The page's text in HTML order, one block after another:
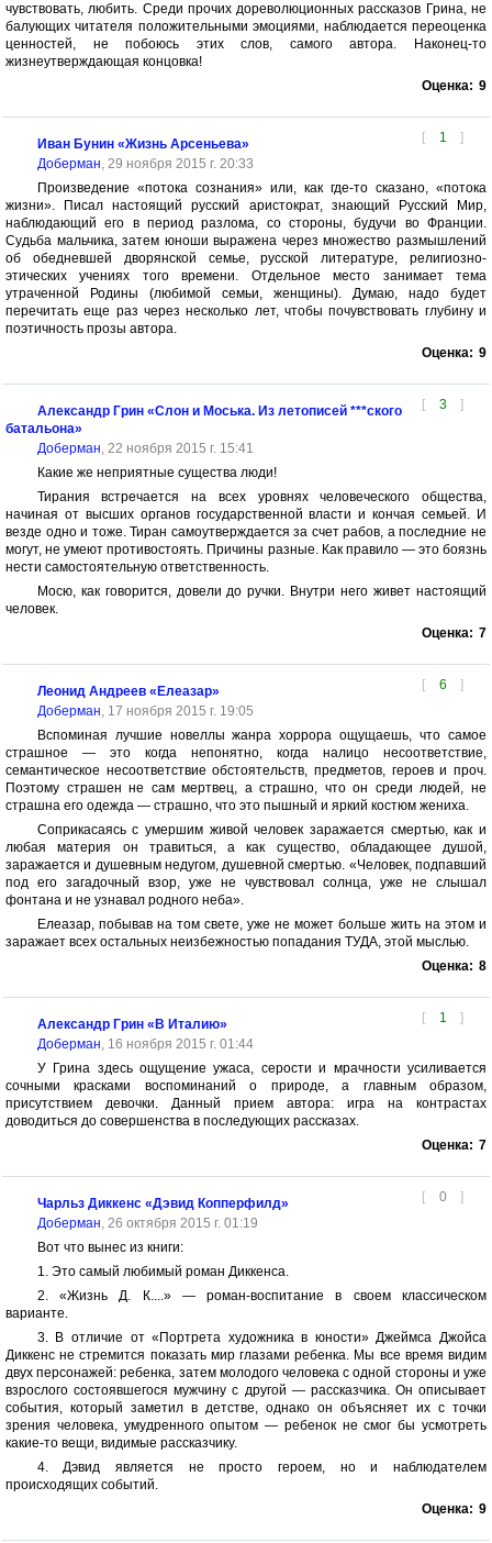
чувствовать, любить. Среди прочих дореволюционных рассказов Грина, не
балующих читателя положительными эмоциями, наблюдается переоценка
ценностей, не побоюсь этих слов, самого автора. Наконец-то
жизнеутверждающая концовка!
Оценка: 9
[ 1 ]
Иван Бунин «Жизнь Арсеньева»
Доберман, 29 ноября 2015 г. 20:33
Произведение «потока сознания» или, как где-то сказано, «потока
жизни». Писал настоящий русский аристократ, знающий Русский Мир,
наблюдающий его в период разлома, со стороны, будучи во Франции.
Судьба мальчика, затем юноши выражена через множество размышлений
об обедневшей дворянской семье, русской литературе, религиозно-
этических учениях того времени. Отдельное место занимает тема
утраченной Родины (любимой семьи, женщины). Думаю, надо будет
перечитать еще раз через несколько лет, чтобы почувствовать глубину и
поэтичность прозы автора.
Оценка: 9
[ 3 ]
Александр Грин «Слон и Моська. Из летописей ***ского
батальона»
Доберман, 22 ноября 2015 г. 15:41
Какие же неприятные существа люди!
Тирания встречается на всех уровнях человеческого общества,
начиная от высших органов государственной власти и кончая семьей. И
везде одно и тоже. Тиран самоутверждается за счет рабов, а последние не
могут, не умеют противостоять. Причины разные. Как правило — это боязнь
нести самостоятельную ответственность.
Мосю, как говорится, довели до ручки. Внутри него живет настоящий
человек.
Оценка: 7
[ 6 ]
Леонид Андреев «Елеазар»
Доберман, 17 ноября 2015 г. 19:05
Вспоминая лучшие новеллы жанра хоррора ощущаешь, что самое
страшное — это когда непонятно, когда налицо несоответствие,
семантическое несоответствие обстоятельств, предметов, героев и проч.
Поэтому страшен не сам мертвец, а страшно, что он среди людей, не
страшна его одежда — страшно, что это пышный и яркий костюм жениха.
Соприкасаясь с умершим живой человек заражается смертью, как и
любая материя он травиться, а как существо, обладающее душой,
заражается и душевным недугом, душевной смертью. «Человек, подпавший
под его загадочный взор, уже не чувствовал солнца, уже не слышал
фонтана и не узнавал родного неба».
Елеазар, побывав на том свете, уже не может больше жить на этом и
заражает всех остальных неизбежностью попадания ТУДА, этой мыслью.
Оценка: 8
[ 1 ]
Александр Грин «В Италию»
Доберман, 16 ноября 2015 г. 01:44
У Грина здесь ощущение ужаса, серости и мрачности усиливается
сочными красками воспоминаний о природе, а главным образом,
присутствием девочки. Данный прием автора: игра на контрастах
доводиться до совершенства в последующих рассказах.
Оценка: 7
[ 0 ]
Чарльз Диккенс «Дэвид Копперфилд»
Доберман, 26 октября 2015 г. 01:19
Вот что вынес из книги:
1. Это самый любимый роман Диккенса.
2. «Жизнь Д. К....» — роман-воспитание в своем классическом
варианте.
3. В отличие от «Портрета художника в юности» Джеймса Джойса
Диккенс не стремится показать мир глазами ребенка. Мы все время видим
двух персонажей: ребенка, затем молодого человека с одной стороны и уже
взрослого состоявшегося мужчину с другой — рассказчика. Он описывает
события, который заметил в детстве, однако он объясняет их с точки
зрения человека, умудренного опытом — ребенок не смог бы усмотреть
какие-то вещи, видимые рассказчику.
4. Дэвид является не просто героем, но и наблюдателем
происходящих событий.
Оценка: 9